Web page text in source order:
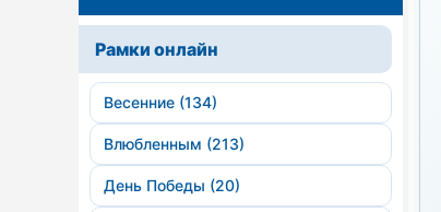
Рамки онлайн
Весенние (134)
Влюбленным (213)
День Победы (20)